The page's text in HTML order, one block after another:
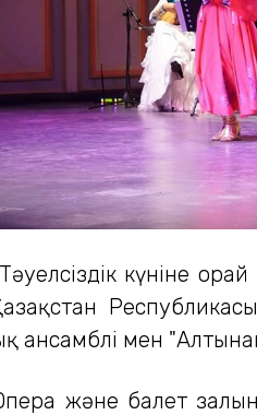
күніне
мен
және балет